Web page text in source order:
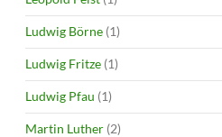
Ludwig Börne (1)
Ludwig Fritze (1)
Ludwig Pfau (1)
Martin Luther (2)